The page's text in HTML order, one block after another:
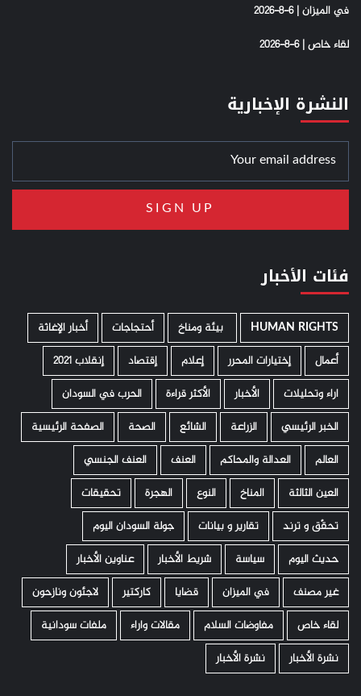
في الميزان | 6-8-2026
لقاء خاص | 6-8-2026
النشرة الإخبارية
فئات الأخبار
HUMAN RIGHTS ­ بيئة ومناخ أحتجاجات
أخبار الإغاثة
أعمال
إختيارات المحرر إعلام إقتصاد
إنقلاب 2021
اراء وتحليلات
الأخبار الأكثر قراءة
الحرب في السودان
الخبر الرئيسي
الزراعة الشائع الصحة
الصفحة الرئيسية
العالم
العدالة والمحاكم العنف
العنف الجنسي
العين الثالثة
المناخ النوع الهجرة
تحقيقات
تحقّق و ترند
تقارير و بيانات
جولة السودان اليوم
حديث اليوم
سياسة شريط الأخبار
عناوين الأخبار
غير مصنف
في الميزان قضايا كاركتير
لاجئون ونازحون
لقاء خاص
مفاوضات السلام مقالات واراء
ملفات سودانية
نشرة الأخبار
نشرة الأخبار